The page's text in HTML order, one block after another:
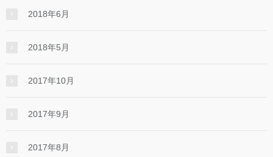
2018年6月
2018年5月
2017年10月
2017年9月
2017年8月